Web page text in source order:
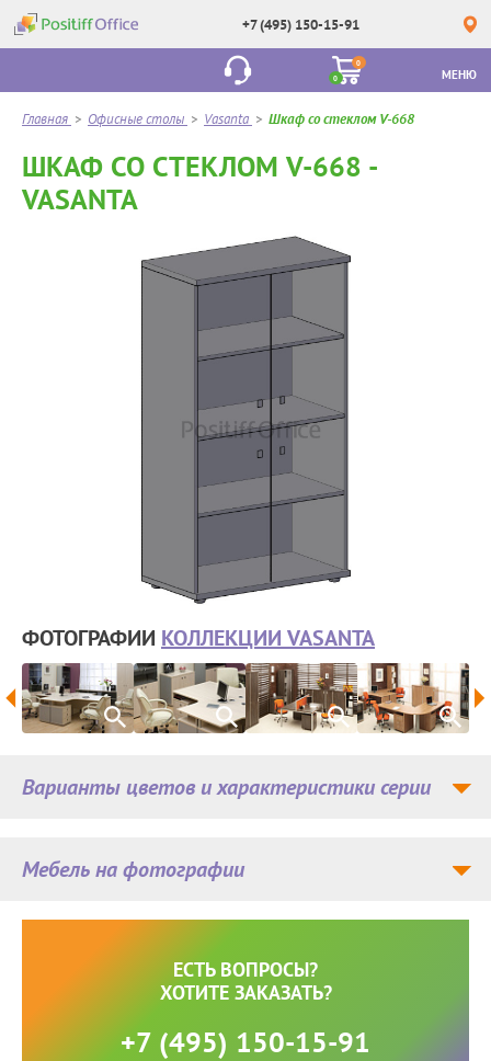
+7 (495) 150-15-91
0
0
МЕНЮ
Главная > Офисные столы > Vasanta > Шкаф со стеклом V-668
ШКАФ СО СТЕКЛОМ V-668 -
VASANTA
ФОТОГРАФИИ КОЛЛЕКЦИИ VASANTA
Мебель на фотографии
Варианты цветов и характеристики серии
ЕСТЬ ВОПРОСЫ?
ХОТИТЕ ЗАКАЗАТЬ?
+7 (495) 150-15-91